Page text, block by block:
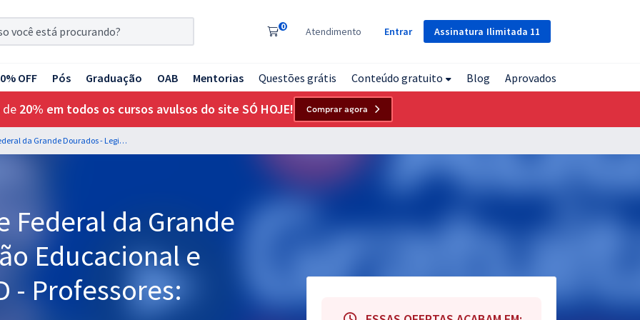
Assinatura Ilimitada 11
0 Atendimento Entrar
OFF Pós Graduação OAB Mentorias Questões grátis Conteúdo gratuito Blog Aprovados
de 20% em todos os cursos avulsos do site SÓ HOJE! Comprar agora
UFGD - Universidade Federal da Grande Dourados - Legislação Educacional e Normativas da UFGD - Professores: Equipe Gran
Federal da Grande
Educacional e
- Professores: